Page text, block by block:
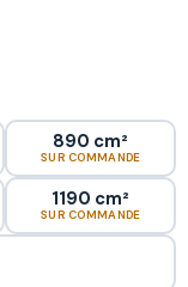
890 cm²
SUR COMMANDE
1190 cm²
SUR COMMANDE